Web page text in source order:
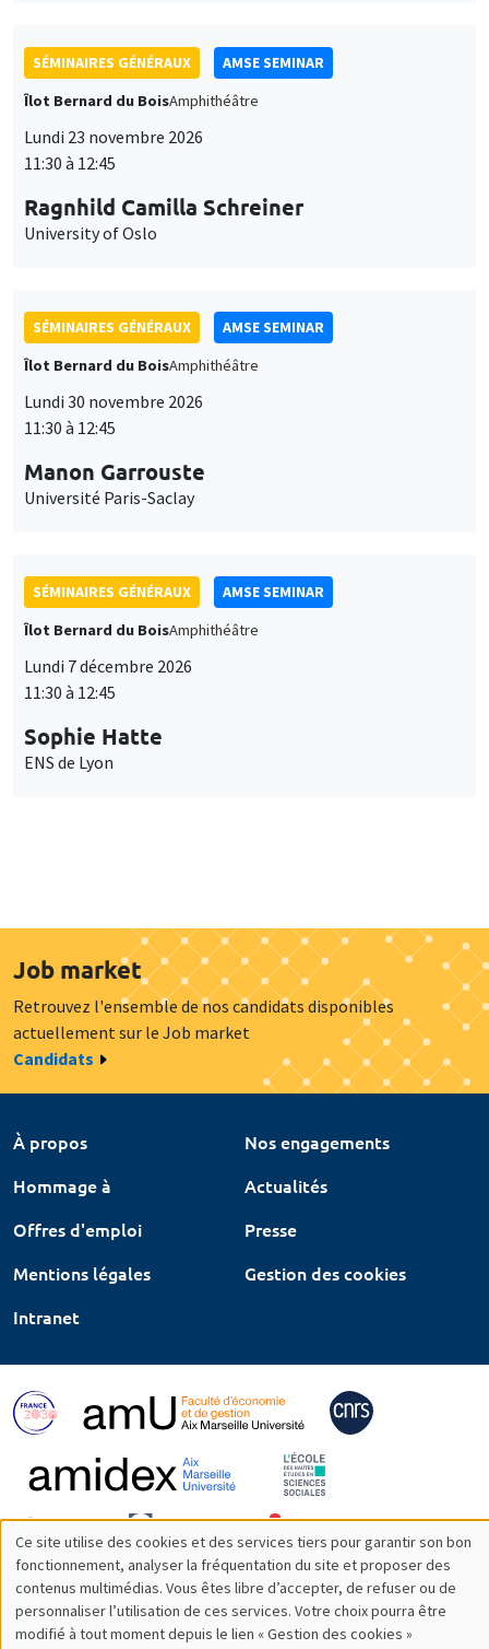
SÉMINAIRES GÉNÉRAUX
AMSE SEMINAR
Îlot Bernard du BoisAmphithéâtre
Lundi 23 novembre 2026
11:30 à 12:45
Ragnhild Camilla Schreiner
University of Oslo
SÉMINAIRES GÉNÉRAUX
AMSE SEMINAR
Îlot Bernard du BoisAmphithéâtre
Lundi 30 novembre 2026
11:30 à 12:45
Manon Garrouste
Université Paris-Saclay
SÉMINAIRES GÉNÉRAUX
AMSE SEMINAR
Îlot Bernard du BoisAmphithéâtre
Lundi 7 décembre 2026
11:30 à 12:45
Sophie Hatte
ENS de Lyon
Job market
Retrouvez l'ensemble de nos candidats disponibles
actuellement sur le Job market
Candidats
À propos
Nos engagements
Hommage à
Actualités
Offres d'emploi
Presse
Mentions légales
Gestion des cookies
Intranet
Utilisation
des
Ce site utilise des cookies et des services tiers pour garantir son bon
fonctionnement, analyser la fréquentation du site et proposer des
contenus multimédias. Vous êtes libre d’accepter, de refuser ou de
personnaliser l’utilisation de ces services. Votre choix pourra être
modifié à tout moment depuis le lien « Gestion des cookies »